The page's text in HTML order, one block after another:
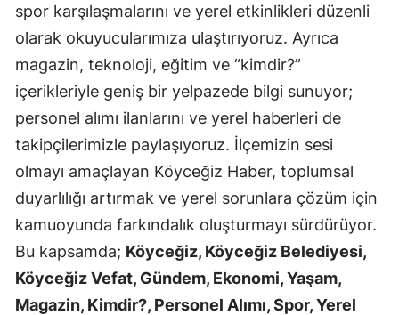
spor karşılaşmalarını ve yerel etkinlikleri düzenli
olarak okuyucularımıza ulaştırıyoruz. Ayrıca
magazin, teknoloji, eğitim ve “kimdir?”
içerikleriyle geniş bir yelpazede bilgi sunuyor;
personel alımı ilanlarını ve yerel haberleri de
takipçilerimizle paylaşıyoruz. İlçemizin sesi
olmayı amaçlayan Köyceğiz Haber, toplumsal
duyarlılığı artırmak ve yerel sorunlara çözüm için
kamuoyunda farkındalık oluşturmayı sürdürüyor.
Bu kapsamda; Köyceğiz, Köyceğiz Belediyesi,
Köyceğiz Vefat, Gündem, Ekonomi, Yaşam,
Magazin, Kimdir?, Personel Alımı, Spor, Yerel